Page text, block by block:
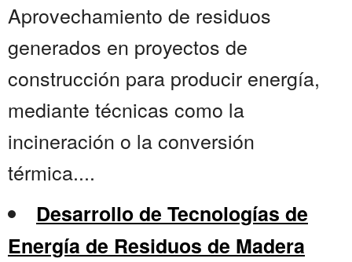
Aprovechamiento de residuos
generados en proyectos de
construcción para producir energía,
mediante técnicas como la
incineración o la conversión
térmica....
Desarrollo de Tecnologías de
Energía de Residuos de Madera